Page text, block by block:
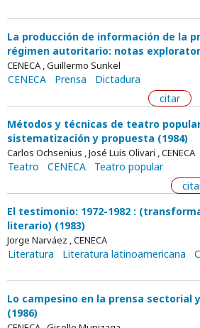
La producción de información de la
régimen autoritario: notas
CENECA , Guillermo Sunkel
CENECA Prensa
Dictadura
citar
Métodos y técnicas de teatro
sistematización y propuesta (1984)
Carlos Ochsenius , José Luis Olivari , CENECA
Teatro CENECA
Teatro popular
El testimonio: 1972-1982 :
literario) (1983)
Jorge Narváez , CENECA
Literatura Literatura latinoamericana
Lo campesino en la prensa sectorial
(1986)